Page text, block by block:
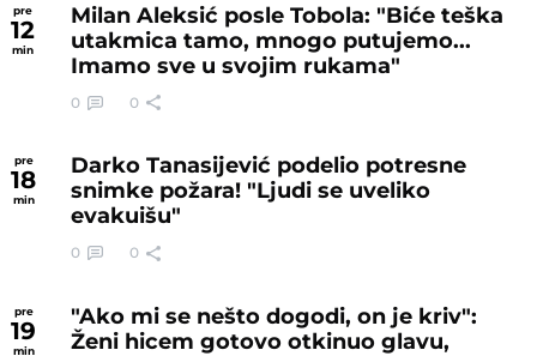
pre
12
min
Milan Aleksić posle Tobola: "Biće teška
utakmica tamo, mnogo putujemo...
Imamo sve u svojim rukama"
0 0
pre
18
min
Darko Tanasijević podelio potresne
snimke požara! "Ljudi se uveliko
evakuišu"
0 0
pre
19
min
"Ako mi se nešto dogodi, on je kriv":
Ženi hicem gotovo otkinuo glavu,